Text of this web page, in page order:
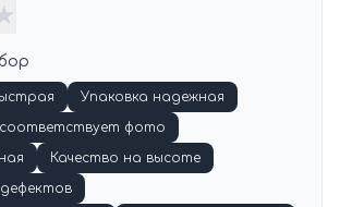
Упаковка надежная
фото
Качество на высоте